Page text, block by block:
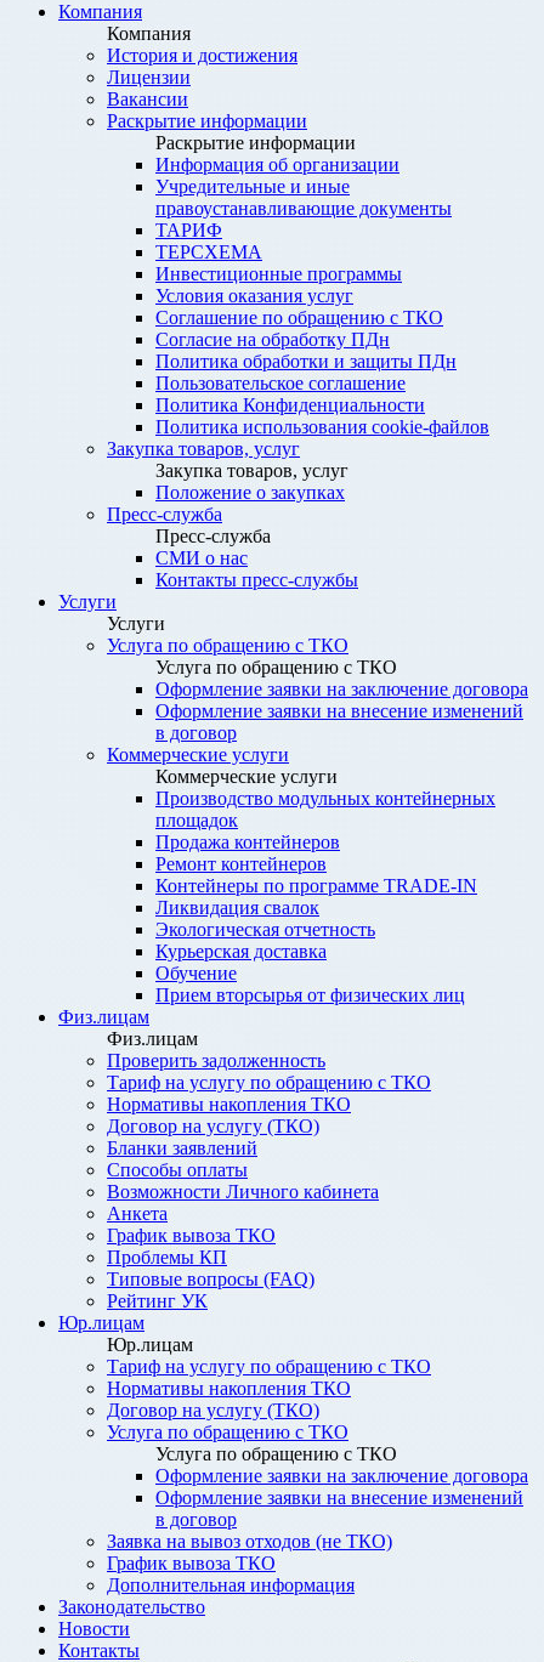
Компания
Компания
История и достижения
Лицензии
Вакансии
Раскрытие информации
Раскрытие информации
Информация об организации
Учредительные и иные
правоустанавливающие документы
ТАРИФ
ТЕРСХЕМА
Инвестиционные программы
Условия оказания услуг
Соглашение по обращению с ТКО
Согласие на обработку ПДн
Политика обработки и защиты ПДн
Пользовательское соглашение
Политика Конфиденциальности
Политика использования cookie-файлов
Закупка товаров, услуг
Закупка товаров, услуг
Положение о закупках
Пресс-служба
Пресс-служба
СМИ о нас
Контакты пресс-службы
Услуги
Услуги
Услуга по обращению с ТКО
Услуга по обращению с ТКО
Оформление заявки на заключение договора
Оформление заявки на внесение изменений
в договор
Коммерческие услуги
Коммерческие услуги
Производство модульных контейнерных
площадок
Продажа контейнеров
Ремонт контейнеров
Контейнеры по программе TRADE-IN
Ликвидация свалок
Экологическая отчетность
Курьерская доставка
Обучение
Прием вторсырья от физических лиц
Физ.лицам
Физ.лицам
Проверить задолженность
Тариф на услугу по обращению с ТКО
Нормативы накопления ТКО
Договор на услугу (ТКО)
Бланки заявлений
Способы оплаты
Возможности Личного кабинета
Анкета
График вывоза ТКО
Проблемы КП
Типовые вопросы (FAQ)
Рейтинг УК
Юр.лицам
Юр.лицам
Тариф на услугу по обращению с ТКО
Нормативы накопления ТКО
Договор на услугу (ТКО)
Услуга по обращению с ТКО
Услуга по обращению с ТКО
Оформление заявки на заключение договора
Оформление заявки на внесение изменений
в договор
Заявка на вывоз отходов (не ТКО)
График вывоза ТКО
Дополнительная информация
Законодательство
Новости
Контакты